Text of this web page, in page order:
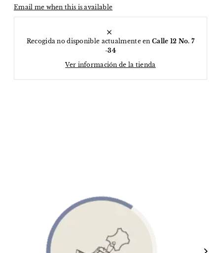
Email me when this is available
Recogida no disponible actualmente enCalle 12 No. 7
-34
Ver información de la tienda